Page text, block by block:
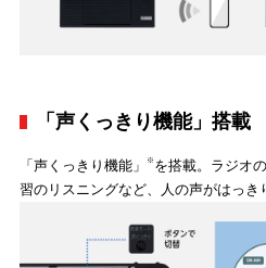
「声くっきり機能」搭載
「声くっきり機能」 ※ を搭載。ラジオ
習のリスニングなど、人の声がはっき